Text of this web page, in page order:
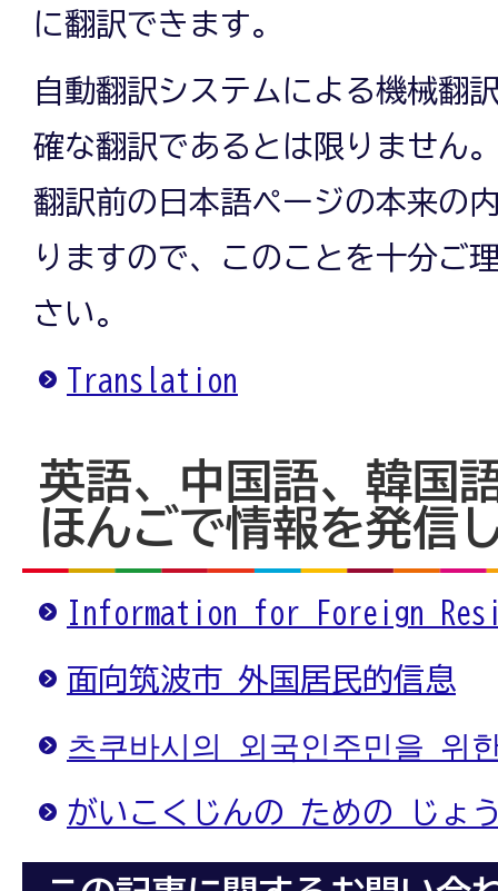
に翻訳できます。
自動翻訳システムによる機械翻
確な翻訳であるとは限りません
翻訳前の日本語ページの本来の
りますので、このことを十分ご
さい。
Translation
英語、中国語、韓国
ほんごで情報を発信
Information for Foreign
面向筑波市 外国居民的信息
츠쿠바시의 외국인주민을 위
がいこくじんの ための じょ